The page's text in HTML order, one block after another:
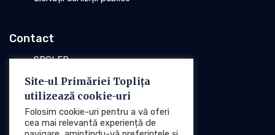
Contact
SPCLEP
Stare civilă
Poliția locală
Site-ul Primăriei Toplița
utilizează cookie-uri
Folosim cookie-uri pentru a vă oferi
cea mai relevantă experiență de